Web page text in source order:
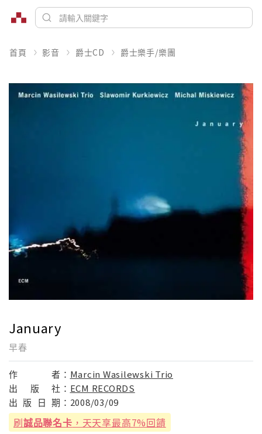
首頁 影音 爵士CD 爵士樂手/樂團
January
早春
作 者： Marcin Wasilewski Trio
出
版 社： ECM RECORDS
出 版 日 期： 2008/03/09
刷誠品聯名卡 ，天天享最高7%回饋